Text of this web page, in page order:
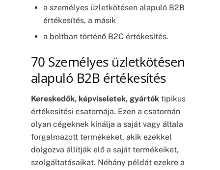
a személyes üzletkötésen alapuló B2B
értékesítés, a másik
a boltban történő B2C értékesítés.
70 Személyes üzletkötésen
alapuló B2B értékesítés
Kereskedők, képviseletek, gyártóktipikus
értékesítési csatornája. Ezen a csatornán
olyan cégeknek kínálja a saját vagy általa
forgalmazott termékeket, akik ezekkel
dolgozva állítják elő a saját termékeiket,
szolgáltatásaikat. Néhány példát ezekre a